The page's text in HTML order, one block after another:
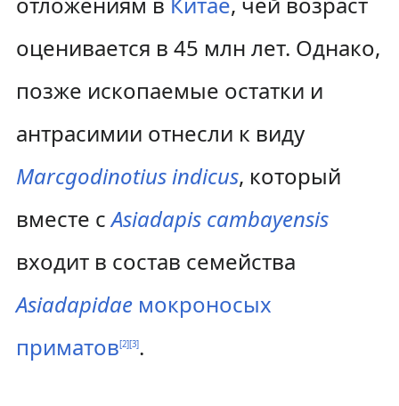
оценивается в 45 млн лет. Однако,
позже ископаемые остатки и
антрасимии отнесли к виду
Marcgodinotius indicus, который
вместе сAsiadapis cambayensis
входит в состав семейства
Asiadapidae мокроносых
приматов[2][3].